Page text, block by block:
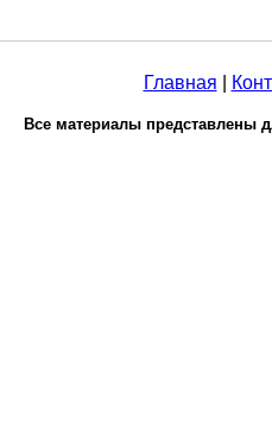
Главная
Все материалы представлены